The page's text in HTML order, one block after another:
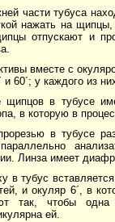
части тубуса
нажать на щипцы,
отпускают и
вместе с
и 60´; у каждого из
в тубусе
в которую в
в тубусе
Линза имеет
в тубус
и окуляр 6´, в
так, чтобы
ей.